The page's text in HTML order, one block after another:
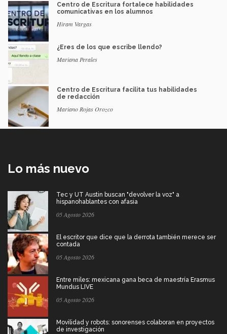
Centro de Escritura fortalece habilidades
comunicativas en los alumnos
Hiram Vargas
¿Eres de los que escribe llendo?
Mariana Perales
Centro de Escritura facilita tus habilidades
de redacción
Mariano Rojas Orozco
Lo más nuevo
Tec y UT Austin buscan "devolver la voz" a
hispanohablantes con afasia
05 Agosto 2026
El escritor que dice que la derrota también merece ser
contada
05 Agosto 2026
Entre miles: mexicana gana beca de maestría Erasmus
Mundus LIVE
05 Agosto 2026
Movilidad y robots: sonorenses colaboran en proyectos
de investigación